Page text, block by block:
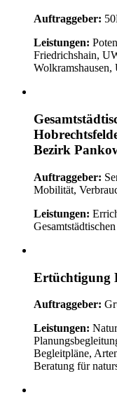
Auftraggeber:
Leistungen:
Friedrichshain,
Bezirk
Auftraggeber:
Mobilität,
Leistungen:
Ertüchtigung
Auftraggeber:
Leistungen:
Begleitpläne,
Beratung für